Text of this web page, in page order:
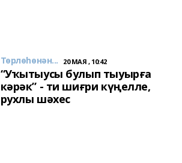
Төрлөһөнән... 20 МАЯ , 10:42
“Уҡытыусы булып тыуырға
кәрәк” - ти шиғри күңелле,
рухлы шәхес